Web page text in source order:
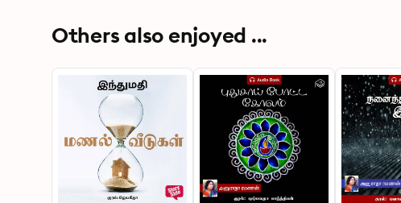
Others also enjoyed ...